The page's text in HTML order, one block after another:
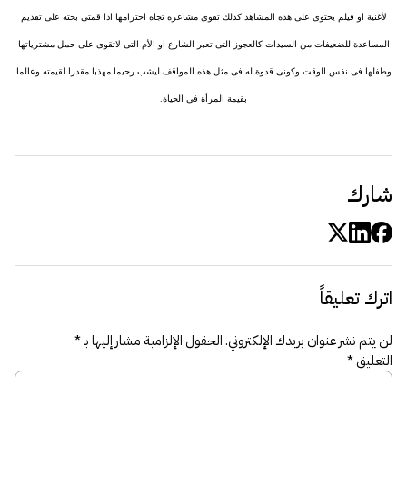
لأغنية او فيلم يحتوى على هذه المشاهد كذلك تقوى مشاعره تجاه احترامها اذا قمتى بحثه على تقديم
المساعدة للضعيفات من السيدات كالعجوز التى تعبر الشارع او الأم التى لاتقوى على حمل مشترياتها
وطفلها فى نفس الوقت وكونى قدوة له فى مثل هذه المواقف ليشب رحيما مهذبا مقدرا لقيمته وعالما
بقيمة المرأة فى الحياة.
شارك
اترك تعليقاً
لن يتم نشر عنوان بريدك الإلكتروني.الحقول الإلزامية مشار إليها بـ*
التعليق*